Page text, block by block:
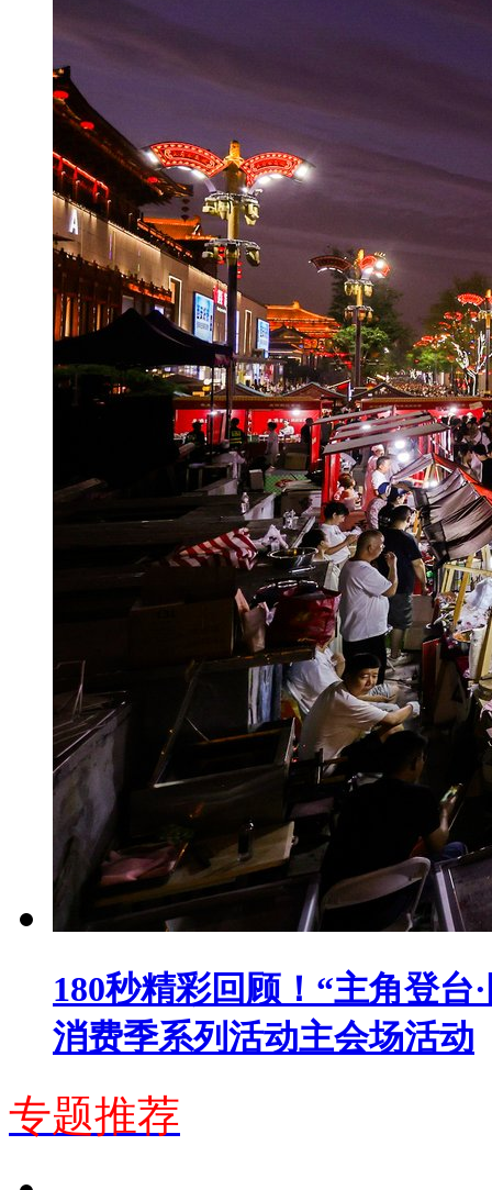
180秒精彩回顾！“主角登台
消费季系列活动主会场活动
专题推荐